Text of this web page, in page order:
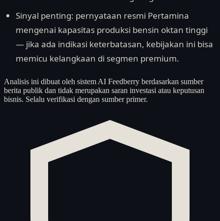
Sinyal penting: pernyataan resmi Pertamina
mengenai kapasitas produksi bensin oktan tinggi
— jika ada indikasi keterbatasan, kebijakan ini bisa
memicu kelangkaan di segmen premium.
Analisis ini dibuat oleh sistem AI Feedberry berdasarkan sumber
berita publik dan tidak merupakan saran investasi atau keputusan
bisnis. Selalu verifikasi dengan sumber primer.